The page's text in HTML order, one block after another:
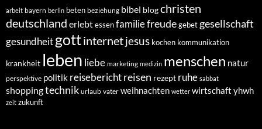
arbeit bayern berlin beten beziehung bibel blogchristen
deutschland erlebtessenfamiliefreudegebet gesellschaft
gesundheitgottinternetjesus kochen kommunikation
krankheit leben liebe marketing medizin menschen natur
perspektive politik reiseberichtreisen rezept ruhe sabbat
shoppingtechnik urlaub vater weihnachten wetter wirtschaft yhwh
zeit zukunft